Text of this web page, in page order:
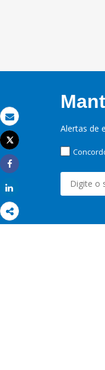
Email
Imprimir
Tweet
Share
Alertas de